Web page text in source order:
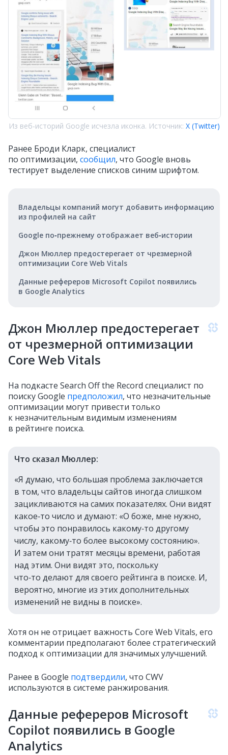
Из веб‑историй Google исчезла иконка. Источник: X (Twitter)
Ранее Броди Кларк, специалист
по оптимизации, сообщил, что Google вновь
тестирует выделение списков синим шрифтом.
Владельцы компаний могут добавить информацию
из профилей на сайт
Google по‑прежнему отображает веб‑истории
Джон Мюллер предостерегает от чрезмерной
оптимизации Core Web Vitals
Данные рефереров Microsoft Copilot появились
в Google Analytics
Джон Мюллер предостерегает
от чрезмерной оптимизации
Core Web Vitals
На подкасте Search Off the Record специалист по
поиску Google предположил, что незначительные
оптимизации могут привести только
к незначительным видимым изменениям
в рейтинге поиска.
Что сказал Мюллер:
«Я думаю, что большая проблема заключается
в том, что владельцы сайтов иногда слишком
зацикливаются на самих показателях. Они видят
какое‑то число и думают: «О боже, мне нужно,
чтобы это понравилось какому‑то другому
числу, какому‑то более высокому состоянию».
И затем они тратят месяцы времени, работая
над этим. Они видят это, поскольку
что‑то делают для своего рейтинга в поиске. И,
вероятно, многие из этих дополнительных
изменений не видны в поиске».
Хотя он не отрицает важность Core Web Vitals, его
комментарии предполагают более стратегический
подход к оптимизации для значимых улучшений.
Ранее в Google подтвердили, что CWV
используются в системе ранжирования.
Данные рефереров Microsoft
Copilot появились в Google
Analytics